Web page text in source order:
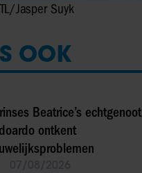
Jasper Suyk
OOK
Beatrice’s echtgenoot
ontkent